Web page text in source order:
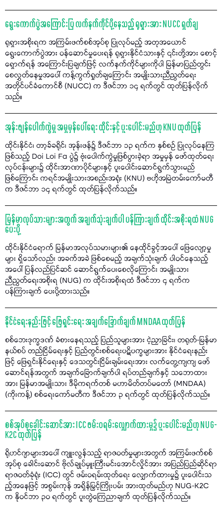
ရွေးကောက်ပွဲအကြောင်းပြ လက်နက်ကိုင်ပို့နေသည့် ရုရှားအား NUCC ရှုတ်ချ
ရုရှားအစိုးရက အကြမ်းဖက်စစ်အုပ်စု ပြုလုပ်မည့် အတုအယောင်
ရွေးကောက်ပွဲအား ဝန်ဆောင်မှုပေးရန် ရုရှားနိုင်ငံသားနှင့် ၎င်းတို့အား စောင့်
ရှောက်ရန် အကြောင်းပြချက်ဖြင့် လက်နက်ကိုင်များကိုပါ မြန်မာပြည်တွင်း
စေလွှတ်နေမှုအပေါ် ကန့်ကွက်ရှုတ်ချကြောင်း အမျိုးသားညီညွတ်ရေး
အတိုင်ပင်ခံကောင်စီ (NUCC) က ဒီဇင်ဘာ ၁၄ ရက်တွင် ထုတ်ပြန်လိုက်
သည်။
အုန်းဖျန်ပေါက်ကွဲမှု အမှုမှန်ပေါ်ရေး ထိုင်းနှင့် ပူးပေါင်းမည်ဟု KNU ထုတ်ပြန်
ထိုင်းနိုင်ငံ၊ တာ့ခ်ခရိုင်၊ အုန်းဖန်၌ ဒီဇင်ဘာ ၁၃ ရက်က နှစ်စဉ် ပြုလုပ်နေကြ
ဖြစ်သည့် Doi Loi Fa ပွဲ၌ ဗုံးပေါက်ကွဲမှုဖြစ်ပွားခဲ့ရာ အမှုမှန် ဖော်ထုတ်ရေး
လုပ်ငန်းများ၌ ထိုင်းအာဏာပိုင်များနှင့် ပူးပေါင်းဆောင်ရွက်သွားမည်
ဖြစ်ကြောင်း ကရင်အမျိုးသားအစည်းအရုံး (KNU) ဗဟိုအမြဲတမ်းကော်မတီ
က ဒီဇင်ဘာ ၁၄ ရက်တွင် ထုတ်ပြန်လိုက်သည်။
မြန်မာလုပ်သားများအတွက် အချက်သုံးချက်ပါ ပန်ကြားချက် ထိုင်းအစိုးရထံ NUG
ပေးပို့
ထိုင်းနိုင်ငံရောက် မြန်မာအလုပ်သမားများ၏ နေထိုင်ခွင့်အပေါ် ဖြေလျော့မှု
များ ရှိသော်လည်း အခက်အခဲ ဖြစ်စေမည့် အချက်သုံးချက် ပါဝင်နေသည့်
အပေါ် ပြန်လည်ပြင်ဆင် ဆောင်ရွက်ပေးစေလိုကြောင်း အမျိုးသား
ညီညွတ်ရေးအစိုးရ (NUG) က ထိုင်းအစိုးရထံ ဒီဇင်ဘာ ၄ ရက်က
ပန်ကြားချက် ပေးပို့ထားသည်။
နိုင်ငံရေးနည်းဖြင့် ဖြေရှင်းရေး အချက်ခြောက်ချက် MNDAA ထုတ်ပြန်
စစ်ဘေးဒုက္ခဒဏ် ခံစားနေရသည့် ပြည်သူများအား ငဲ့ညှာခြင်း၊ တရုတ်-မြန်မာ
နယ်စပ် တည်ငြိမ်ရေးနှင့် ပြည်တွင်းစစ်ရေးပဋိပက္ခများအား နိုင်ငံရေးနည်း
ဖြင့် ဖြေရှင်းနိုင်ရေးနှင့် ဒေသတွင်းငြိမ်းချမ်းရေးအား လက်တွေ့ကျကျ ဖော်
ဆောင်ရန်အတွက် အချက်ခြောက်ချက်ပါ ရပ်တည်ချက်နှင့် သဘောထား
အား မြန်မာအမျိုးသား ဒီမိုကရက်တစ် မဟာမိတ်တပ်မတော် (MNDAA)
(ကိုးကန့်) စစ်ရေးကော်မတီက ဒီဇင်ဘာ ၃ ရက်တွင် ထုတ်ပြန်လိုက်သည်။
စစ်အုပ်စုခေါင်းဆောင်အား ICC ဖမ်းဝရမ်းလျှောက်ထားမှု၌ ပူးပေါင်းမည်ဟု NUG-
K2C ထုတ်ပြန်
ရိုဟင်ဂျာများအပေါ် ကျူးလွန်သည့် ရာဇဝတ်မှုများအတွက် အကြမ်းဖက်စစ်
အုပ်စု ခေါင်းဆောင် ဗိုလ်ချုပ်မှူးကြီးမင်းအောင်လှိုင်အား အပြည်ပြည်ဆိုင်ရာ
ရာဇဝတ်ခုံရုံး (ICC) တွင် ဖမ်းဝရမ်းထုတ်ရေး လျှောက်ထားမှု၌ ပူးပေါင်းသ
ည့်အနေဖြင့် အစွမ်းကုန် အရှိန်မြှင့်ကြိုးပမ်း အားထုတ်မည်ဟု NUG-K2C
က နိုဝင်ဘာ ၃၀ ရက်တွင် ပူးတွဲကြေညာချက် ထုတ်ပြန်လိုက်သည်။